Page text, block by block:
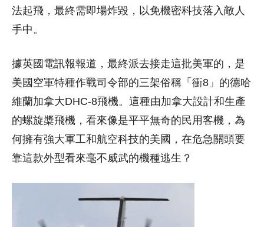
法起飛，最終需即場炸毀，以免機密科技落入敵人
手中。
據英國電訊報報道，最終派去接走這批美軍的，是
美國空軍特種作戰司令部的三架俗稱「衝8」的德哈
維蘭加拿大DHC-8飛機。這種由加拿大設計和生產
的螺旋槳飛機，看來像是平平無奇的民用客機，為
何擁有強大軍工和航空科技的美國，在危急關頭要
靠這款外型看來毫不威武的機種逃生？